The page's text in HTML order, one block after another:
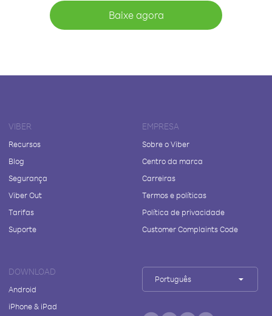
Baixe agora
VIBER
Recursos
Blog
Segurança
Viber Out
Tarifas
Suporte
EMPRESA
Sobre o Viber
Centro da marca
Carreiras
Termos e políticas
Política de privacidade
Customer Complaints Code
DOWNLOAD
Android
iPhone & iPad
Português